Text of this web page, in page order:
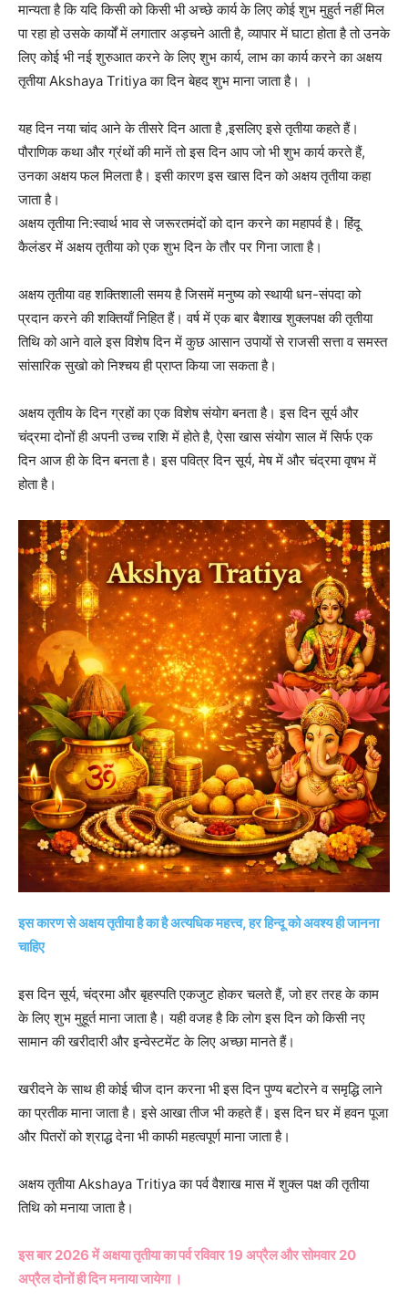
मान्यता है कि यदि किसी को किसी भी अच्छे कार्य के लिए कोई शुभ मुहुर्त नहीं मिल
पा रहा हो उसके कार्यों में लगातार अड़चने आती है, व्यापार में घाटा होता है तो उनके
लिए कोई भी नई शुरुआत करने के लिए शुभ कार्य, लाभ का कार्य करने का अक्षय
तृतीया Akshaya Tritiya का दिन बेहद शुभ माना जाता है। ।
यह दिन नया चांद आने के तीसरे दिन आता है ,इसलिए इसे तृतीया कहते हैं।
पौराणिक कथा और ग्रंथों की मानें तो इस दिन आप जो भी शुभ कार्य करते हैं,
उनका अक्षय फल मिलता है। इसी कारण इस खास दिन को अक्षय तृतीया कहा
जाता है।
अक्षय तृतीया नि:स्वार्थ भाव से जरूरतमंदों को दान करने का महापर्व है। हिंदू
कैलंडर में अक्षय तृतीया को एक शुभ दिन के तौर पर गिना जाता है।
अक्षय तृतीया वह शक्तिशाली समय है जिसमें मनुष्य को स्थायी धन-संपदा को
प्रदान करने की शक्तियाँ निहित हैं। वर्ष में एक बार बैशाख शुक्लपक्ष की तृतीया
तिथि को आने वाले इस विशेष दिन में कुछ आसान उपायों से राजसी सत्ता व समस्त
सांसारिक सुखो को निश्चय ही प्राप्त किया जा सकता है।
अक्षय तृतीय के दिन ग्रहों का एक विशेष संयोग बनता है। इस दिन सूर्य और
चंद्रमा दोनों ही अपनी उच्च राशि में होते है, ऐसा खास संयोग साल में सिर्फ एक
दिन आज ही के दिन बनता है। इस पवित्र दिन सूर्य, मेष में और चंद्रमा वृषभ में
होता है।
इस कारण से अक्षय तृतीया है का है अत्यधिक महत्त्व, हर हिन्दू को अवश्य ही जानना
चाहिए
इस दिन सूर्य, चंद्रमा और बृहस्पति एकजुट होकर चलते हैं, जो हर तरह के काम
के लिए शुभ मुहूर्त माना जाता है। यही वजह है कि लोग इस दिन को किसी नए
सामान की खरीदारी और इन्वेस्टमेंट के लिए अच्छा मानते हैं।
खरीदने के साथ ही कोई चीज दान करना भी इस दिन पुण्य बटोरने व समृद्धि लाने
का प्रतीक माना जाता है। इसे आखा तीज भी कहते हैं। इस दिन घर में हवन पूजा
और पितरों को श्राद्ध देना भी काफी महत्वपूर्ण माना जाता है।
अक्षय तृतीया Akshaya Tritiya का पर्व वैशाख मास में शुक्ल पक्ष की तृतीया
तिथि को मनाया जाता है।
इस बार 2026 में अक्षया तृतीया का पर्व रविवार 19 अप्रैल और सोमवार 20
अप्रैल दोनों ही दिन मनाया जायेगा ।